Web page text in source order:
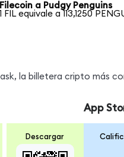
Filecoin a Pudgy Penguins
1 FIL equivale a 113,1250
la billetera cripto más
Descargar
App